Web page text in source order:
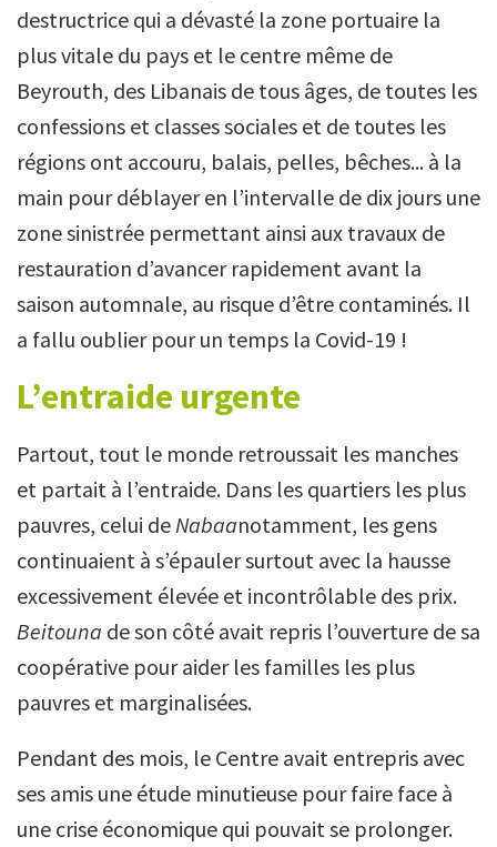
destructrice qui a dévasté la zone portuaire la
plus vitale du pays et le centre même de
Beyrouth, des Libanais de tous âges, de toutes les
confessions et classes sociales et de toutes les
régions ont accouru, balais, pelles, bêches... à la
main pour déblayer en l’intervalle de dix jours une
zone sinistrée permettant ainsi aux travaux de
restauration d’avancer rapidement avant la
saison automnale, au risque d’être contaminés. Il
a fallu oublier pour un temps la Covid-19 !
L’entraide urgente
Partout, tout le monde retroussait les manches
et partait à l’entraide. Dans les quartiers les plus
pauvres, celui deNabaanotamment, les gens
continuaient à s’épauler surtout avec la hausse
excessivement élevée et incontrôlable des prix.
Beitouna de son côté avait repris l’ouverture de sa
coopérative pour aider les familles les plus
pauvres et marginalisées.
Pendant des mois, le Centre avait entrepris avec
ses amis une étude minutieuse pour faire face à
une crise économique qui pouvait se prolonger.